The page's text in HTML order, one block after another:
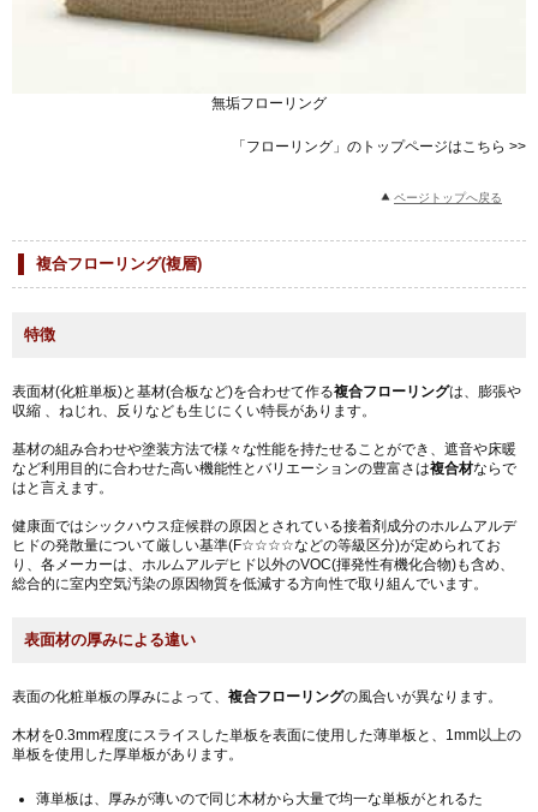
無垢フローリング
「フローリング」のトップページはこちら >>
ページトップへ戻る
複合フローリング(複層)
特徴
表面材(化粧単板)と基材(合板など)を合わせて作る複合フローリングは、膨張や
収縮 、ねじれ、反りなども生じにくい特長があります。
基材の組み合わせや塗装方法で様々な性能を持たせることができ、遮音や床暖
など利用目的に合わせた高い機能性とバリエーションの豊富さは複合材ならで
はと言えます。
健康面ではシックハウス症候群の原因とされている接着剤成分のホルムアルデ
ヒドの発散量について厳しい基準(F☆☆☆☆などの等級区分)が定められてお
り、各メーカーは、ホルムアルデヒド以外のVOC(揮発性有機化合物)も含め、
総合的に室内空気汚染の原因物質を低減する方向性で取り組んでいます。
表面材の厚みによる違い
表面の化粧単板の厚みによって、 複合フローリングの風合いが異なります。
木材を0.3mm程度にスライスした単板を表面に使用した薄単板と、1mm以上の
単板を使用した厚単板があります。
薄単板は、厚みが薄いので同じ木材から大量で均一な単板がとれるた